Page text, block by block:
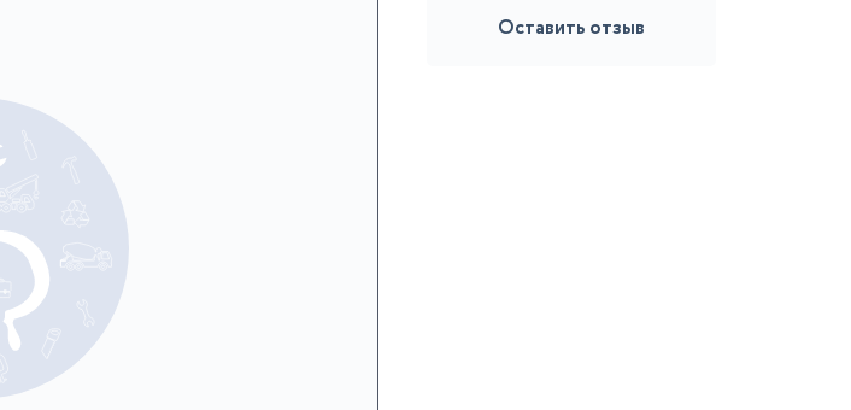
Оставить отзыв